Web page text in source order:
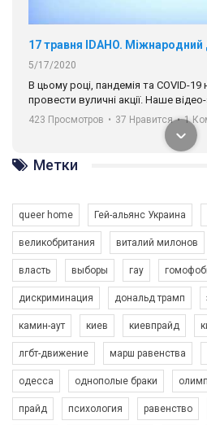
5/17/2020
В цьому році, пандемія та COVІD-
провести вуличні акції. Наше
навіть коли ми у різних містах та
разом. Ми закликаємо всіх хто
солідарності, приєднатися до нас.
ГАУ є в 16 областях України.
Разом наш голос лунає гучніше!
423 Просмотров • 37 Нравится • 1
6/30/2017
Емоційний та вражаючий промо-
представляє програму "Гей-альянс
Метки
queer home Гей-альянс Украина
великобритания виталий милонов
власть выборы гау
дискриминация дональд трамп
камин-аут киев киевпрайд
лгбт-движение марш равенства
одесса однополые браки
прайд психология равенство